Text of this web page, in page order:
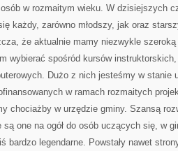
w rozmaitym wieku. W dzisiejszych
każdy, zarówno młodszy, jak oraz
że aktualnie mamy niezwykle
wybierać spośród kursów
Dużo z nich jesteśmy w stanie
w ramach rozmaitych
chociażby w urzędzie gminy. Szansą
są one na ogół do osób uczących się, w
bardzo legendarne. Powstały nawet